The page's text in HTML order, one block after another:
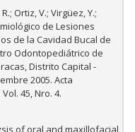
Ortiz, V.; Virgüez, Y.;
de Lesiones
de la Cavidad Bucal de
Odontopediátrico de
Distrito Capital -
2005. Acta
45, Nro. 4.
of oral and maxillofacial